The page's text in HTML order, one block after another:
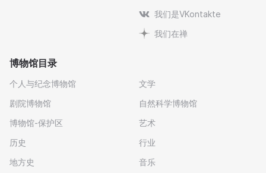
我们是VKontakte
我们在禅
博物馆目录
个人与纪念博物馆
剧院博物馆
博物馆-保护区
历史
地方史
文学
自然科学博物馆
艺术
行业
音乐